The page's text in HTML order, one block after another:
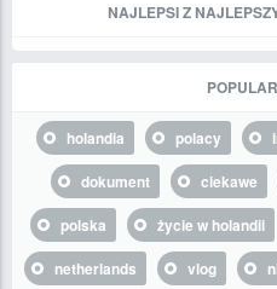
NAJLEPSI Z
holandia polacy
dokument
ciekawe
polska
życie w holandii
netherlands
vlog